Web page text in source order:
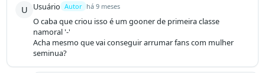
U Usuário Autor há 9 meses
O caba que criou isso é um gooner de primeira classe
namoral '-'
Acha mesmo que vai conseguir arrumar fans com mulher
seminua?